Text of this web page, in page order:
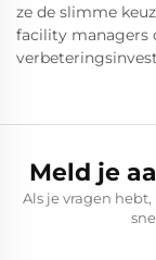
ze de slimme
facility managers
Meld je
Als je vragen